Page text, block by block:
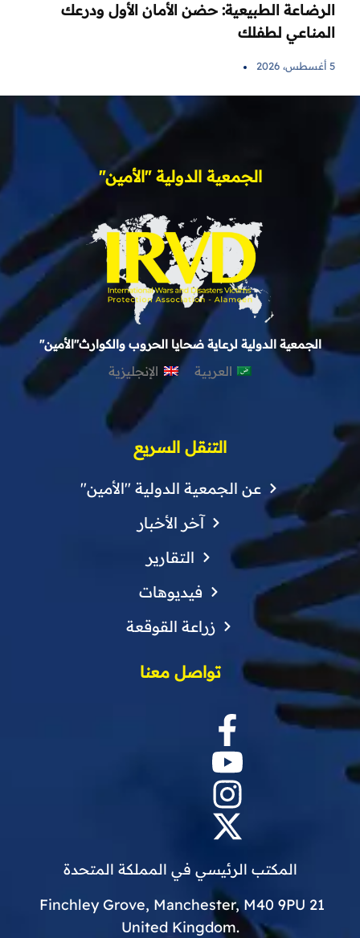
الرضاعة الطبيعية: حضن الأمان الأول ودرعك
المناعي لطفلك
5 أغسطس، 2026
الجمعية الدولية "الأمين"
الجمعية الدولية لرعاية ضحايا الحروب والكوارث"الأمين"
العربية الإنجليزية
التنقل السريع
عن الجمعية الدولية "الأمين"
آخر الأخبار
التقارير
فيديوهات
زراعة القوقعة
تواصل معنا
المكتب الرئيسي في المملكة المتحدة
21 Finchley Grove, Manchester, M40 9PU
.United Kingdom